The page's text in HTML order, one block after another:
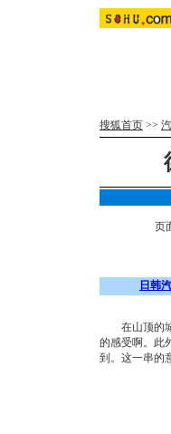
搜狐首页 >>
页
日韩
在山顶的城
的感受啊。此
到。这一串的